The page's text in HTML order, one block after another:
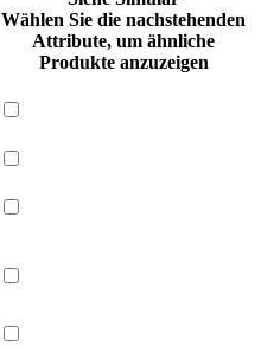
Wählen Sie die nachstehenden
Attribute, um ähnliche
Produkte anzuzeigen